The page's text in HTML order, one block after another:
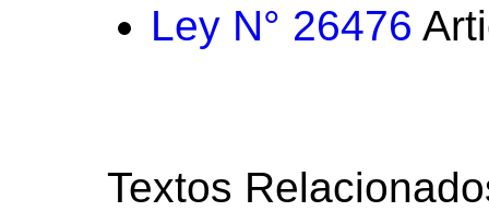
Ley N° 26476
Textos